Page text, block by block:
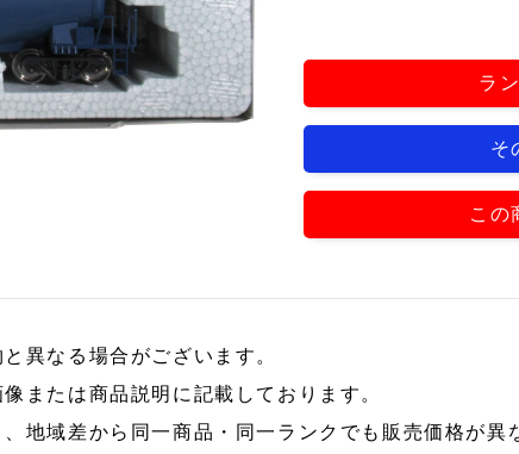
ラ
そ
この
異なる場合がございます。
または商品説明に記載しております。
地域差から同一商品・同一ランクでも販売価格が異